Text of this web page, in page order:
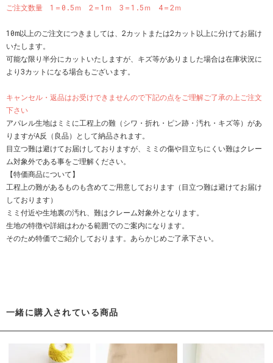
ご注文数量 1＝0.5ｍ 2＝1ｍ 3＝1.5ｍ 4＝2ｍ
10m以上のご注文につきましては、2カットまたは2カット以上に分けてお届け
いたします。
可能な限り半分にカットいたしますが、キズ等がありました場合は在庫状況に
より3カットになる場合もございます。
キャンセル・返品はお受けできませんので下記の点をご理解ご了承の上ご注文
下さい
アパレル生地はミミに工程上の難（シワ・折れ・ピン跡・汚れ・キズ等）があ
りますがA反（良品）として納品されます。
目立つ難は避けてお届けしておりますが、ミミの傷や目立ちにくい難はクレー
ム対象外である事をご理解ください。
【特価商品について】
工程上の難があるものも含めてご用意しております（目立つ難は避けてお届け
しております）
ミミ付近や生地裏の汚れ、難はクレーム対象外となります。
生地の特徴や詳細はわかる範囲でのご案内になります。
そのため特価でご紹介しております。あらかじめご了承下さい。
一緒に購入されている商品